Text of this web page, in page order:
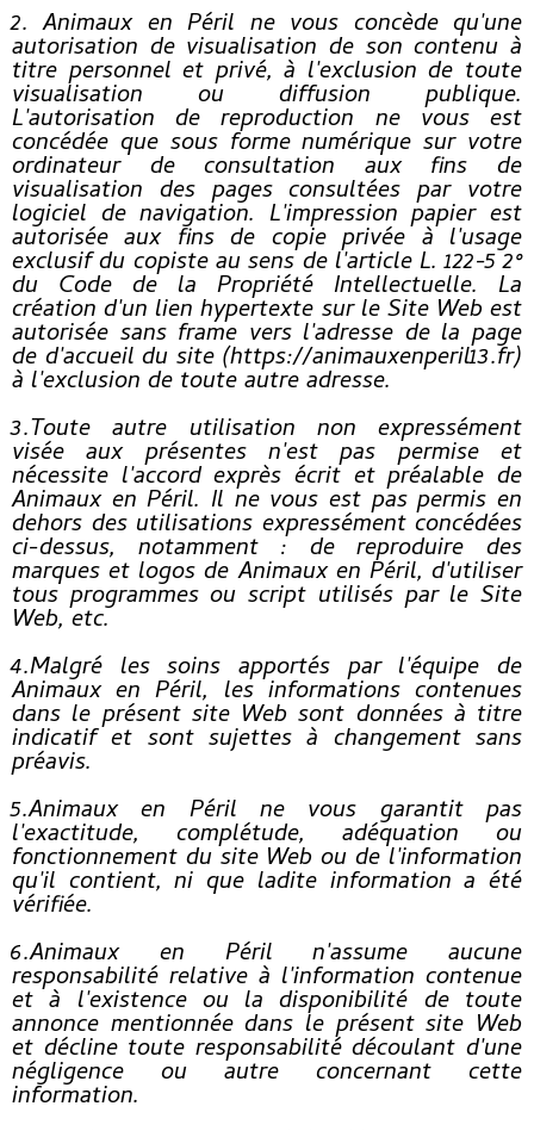
2. Animaux en Péril ne vous concède qu'une
autorisation de visualisation de son contenu à
titre personnel et privé, à l'exclusion de toute
visualisation ou diffusion publique.
L'autorisation de reproduction ne vous est
concédée que sous forme numérique sur votre
ordinateur de consultation aux fins de
visualisation des pages consultées par votre
logiciel de navigation. L'impression papier est
autorisée aux fins de copie privée à l'usage
exclusif du copiste au sens de l'article L. 122-5 2°
du Code de la Propriété Intellectuelle. La
création d'un lien hypertexte sur le Site Web est
autorisée sans frame vers l'adresse de la page
de d'accueil du site (https://animauxenperil13.fr)
à l'exclusion de toute autre adresse.
3.Toute autre utilisation non expressément
visée aux présentes n'est pas permise et
nécessite l'accord exprès écrit et préalable de
Animaux en Péril. Il ne vous est pas permis en
dehors des utilisations expressément concédées
ci-dessus, notamment : de reproduire des
marques et logos de Animaux en Péril, d'utiliser
tous programmes ou script utilisés par le Site
Web, etc.
4.Malgré les soins apportés par l'équipe de
Animaux en Péril, les informations contenues
dans le présent site Web sont données à titre
indicatif et sont sujettes à changement sans
préavis.
5.Animaux en Péril ne vous garantit pas
l'exactitude, complétude, adéquation ou
fonctionnement du site Web ou de l'information
qu'il contient, ni que ladite information a été
vérifiée.
6.Animaux en Péril n'assume aucune
responsabilité relative à l'information contenue
et à l'existence ou la disponibilité de toute
annonce mentionnée dans le présent site Web
et décline toute responsabilité découlant d'une
négligence ou autre concernant cette
information.